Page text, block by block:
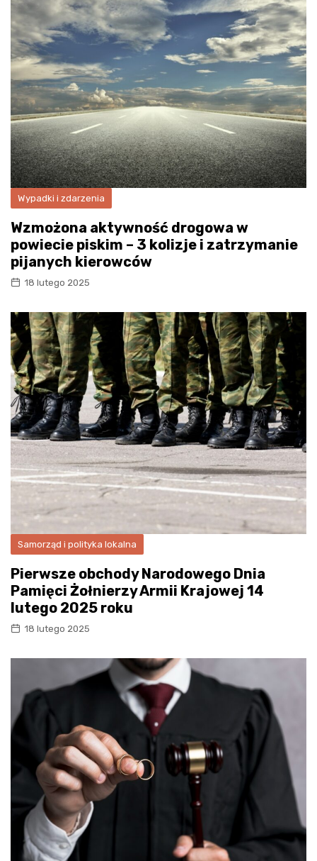
Wypadki i zdarzenia
Wzmożona aktywność drogowa w
powiecie piskim – 3 kolizje i zatrzymanie
pijanych kierowców
18 lutego 2025
Samorząd i polityka lokalna
Pierwsze obchody Narodowego Dnia
Pamięci Żołnierzy Armii Krajowej 14
lutego 2025 roku
18 lutego 2025